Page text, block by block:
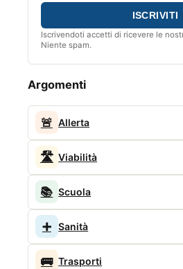
Iscrivendoti accetti di ricevere le
Niente spam.
Argomenti
🚨 Allerta
🛣️ Viabilità
📚 Scuola
➕ Sanità
🚌 Trasporti